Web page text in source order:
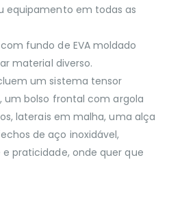
equipamento em todas as
fundo de EVA moldado
material diverso.
um sistema tensor
um bolso frontal com argola
laterais em malha, uma alça
de aço inoxidável,
praticidade, onde quer que